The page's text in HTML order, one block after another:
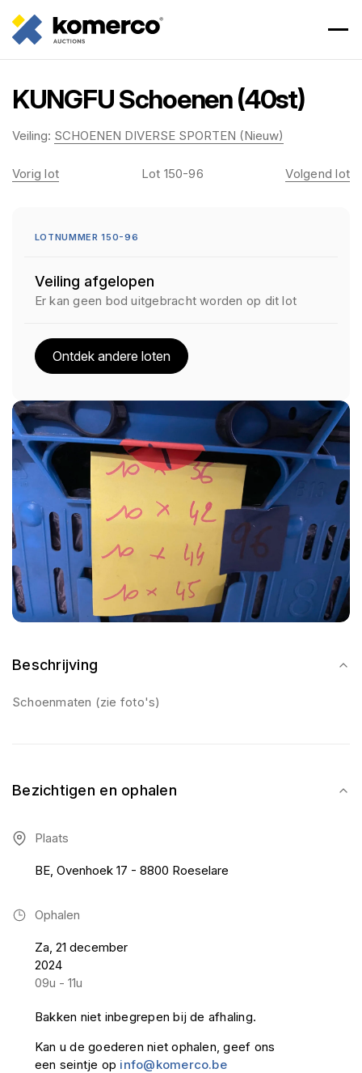
KUNGFU Schoenen (40st)
Veiling: SCHOENEN DIVERSE SPORTEN (Nieuw)
Beschrijving
Schoenmaten (zie foto's)
Bezichtigen en ophalen
Plaats
BE, Ovenhoek 17 - 8800 Roeselare
Ophalen
Za, 21 december
2024
09u - 11u
Bakken niet inbegrepen bij de afhaling.
Kan u de goederen niet ophalen, geef ons
een seintje op info@komerco.be
Vorig lot Lot 150-96 Volgend lot
LOTNUMMER 150-96
Veiling afgelopen
Er kan geen bod uitgebracht worden op dit lot
Ontdek andere loten